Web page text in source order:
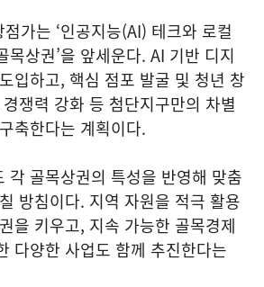
가는 ‘인공지능(AI) 테크와 로컬
목상권’을 앞세운다. AI 기반 디지
입하고, 핵심 점포 발굴 및 청년 창
쟁력 강화 등 첨단지구만의 차별
축한다는 계획이다.
각 골목상권의 특성을 반영해 맞춤
방침이다. 지역 자원을 적극 활용
을 키우고, 지속 가능한 골목경제
다양한 사업도 함께 추진한다는